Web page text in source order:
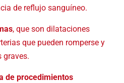
de reflujo sanguíneo.
, que son dilataciones
que pueden romperse y
graves.
de procedimientos